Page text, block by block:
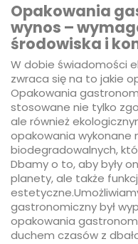
Opakowania
wynos –
środowiska i
W dobie świadomości
zwraca się na to jakie
Opakowania
stosowane nie tylko
ale również
opakowania wykonane
biodegradowalnych,
Dbamy o to, aby były
planety, ale także
gastronomiczny był
opakowania
duchem czasów z